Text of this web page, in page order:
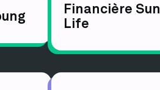
Financière Sun
Life